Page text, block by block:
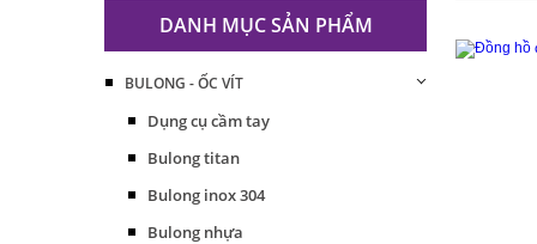
DANH MỤC SẢN PHẨM
BULONG - ỐC VÍT
Dụng cụ cầm tay
Bulong titan
Bulong inox 304
Bulong nhựa